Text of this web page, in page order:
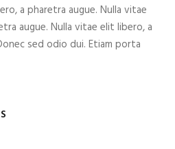
a pharetra augue. Nulla vitae
augue. Nulla vitae elit libero, a
sed odio dui. Etiam porta